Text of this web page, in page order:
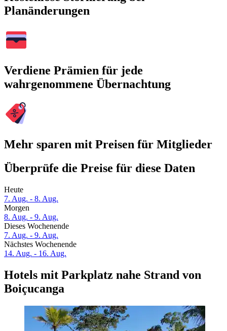
Planänderungen
Verdiene Prämien für jede
wahrgenommene Übernachtung
Mehr sparen mit Preisen für Mitglieder
Überprüfe die Preise für diese Daten
Heute
7. Aug. - 8. Aug.
Morgen
8. Aug. - 9. Aug.
Dieses Wochenende
7. Aug. - 9. Aug.
Nächstes Wochenende
14. Aug. - 16. Aug.
Hotels mit Parkplatz nahe Strand von
Boiçucanga